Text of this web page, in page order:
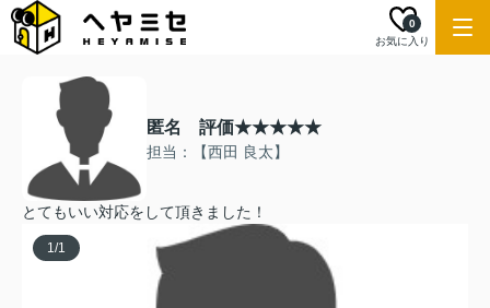
お気に入り
0
匿名 評価★★★★★
担当：【西田 良太】
とてもいい対応をして頂きました！
1/1